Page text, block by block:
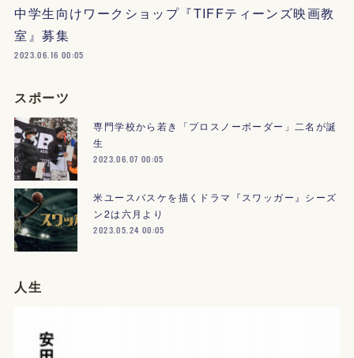
中学生向けワークショップ『TIFFティーンズ映画教
室』募集
2023.06.16 00:05
スポーツ
専門学校から若き「プロスノーボーダー」二名が誕
生
2023.06.07 00:05
米ユースバスケを描くドラマ『スワッガー』シーズ
ン2は六月より
2023.05.24 00:05
人生